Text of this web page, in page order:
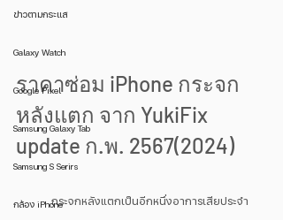
ข่าวตามกระแส
Galaxy Watch
Google Pixel
Samsung Galaxy Tab
Samsung S Serirs
กล้อง iPhone
ราคาซ่อม iPhone กระจก
หลังแตก จาก YukiFix
update ก.พ. 2567(2024)
	กระจกหลังแตกเป็นอีกหนึ่งอาการเสียประจำ